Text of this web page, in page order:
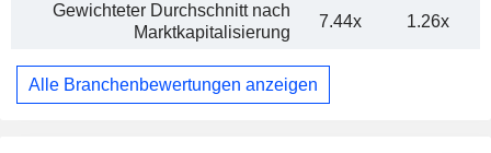
Gewichteter Durchschnitt nach
Marktkapitalisierung
7.44x 1.26x
Alle Branchenbewertungen anzeigen